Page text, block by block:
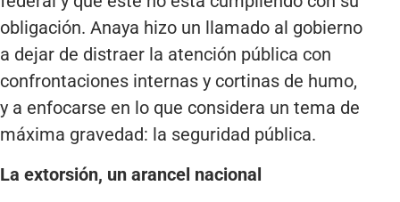
obligación. Anaya hizo un llamado al gobierno
a dejar de distraer la atención pública con
confrontaciones internas y cortinas de humo,
y a enfocarse en lo que considera un tema de
máxima gravedad: la seguridad pública.
La extorsión, un arancel nacional